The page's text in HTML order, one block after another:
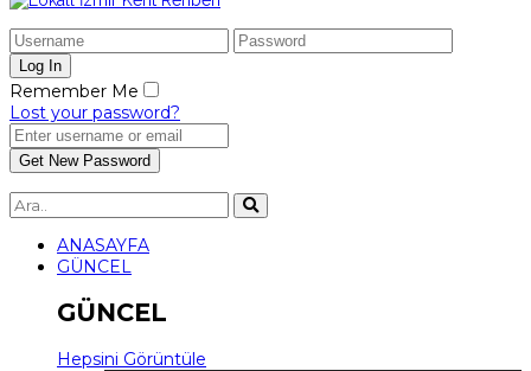
Remember Me
Lost your password?
ANASAYFA
GÜNCEL
GÜNCEL
Hepsini Görüntüle